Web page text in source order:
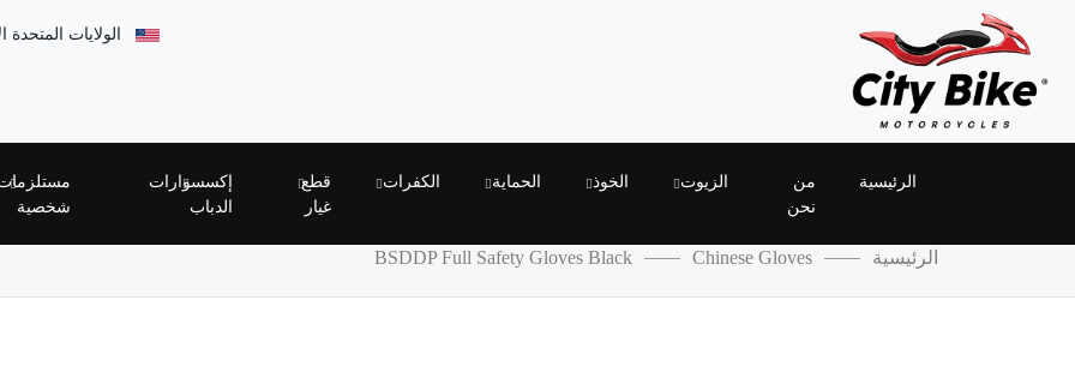
الولايات المتحدة
الرئيسية
من
نحن
الزيوت الخوذ الحماية الكفرات
قطع
غيار
إكسسوارات
الدباب
شخصية
الرئيسية Chinese Gloves
BSDDP Full Safety Gloves Black